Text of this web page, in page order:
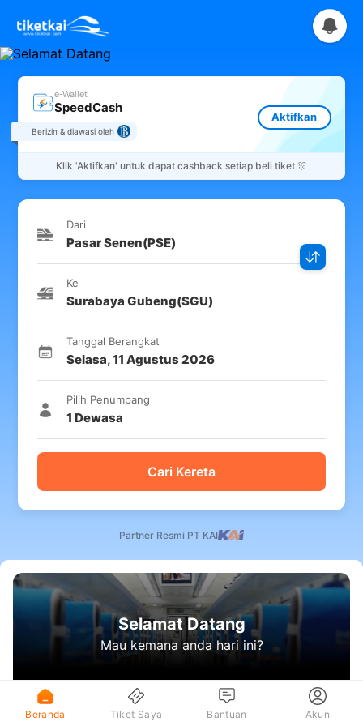
e-Wallet
SpeedCash
Berizin & diawasi oleh
Aktifkan
Klik 'Aktifkan' untuk dapat cashback setiap beli tiket 🎊
Dari
Pasar Senen(PSE)
Ke
Surabaya Gubeng(SGU)
Tanggal Berangkat
Selasa,11 Agustus 2026
Pilih Penumpang
1 Dewasa
Cari Kereta
Partner Resmi PT KAI
Selamat Datang
Mau kemana anda hari ini?
Beranda Tiket Saya Bantuan Akun